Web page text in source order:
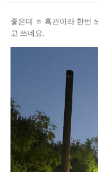
좋은데 ㅎ 흑관이라 한번
고 쓰네요.